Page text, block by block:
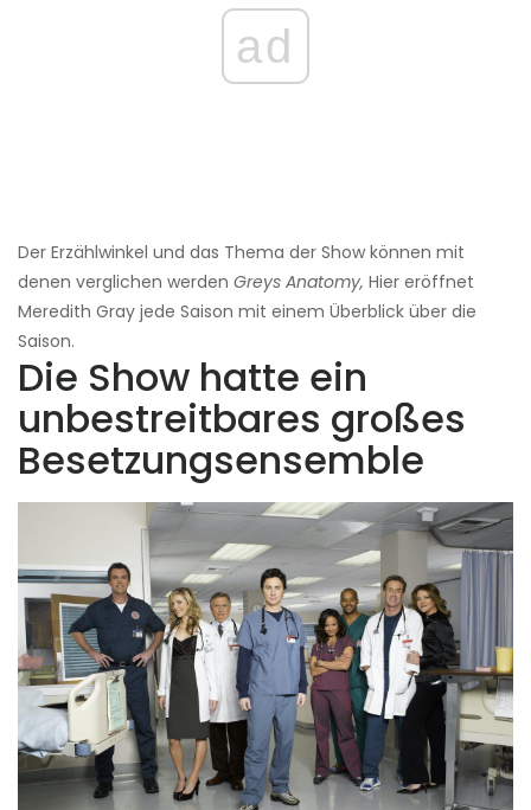
ad
Der Erzählwinkel und das Thema der Show können mit
denen verglichen werden Greys Anatomy, Hier eröffnet
Meredith Gray jede Saison mit einem Überblick über die
Saison.
Die Show hatte ein
unbestreitbares großes
Besetzungsensemble